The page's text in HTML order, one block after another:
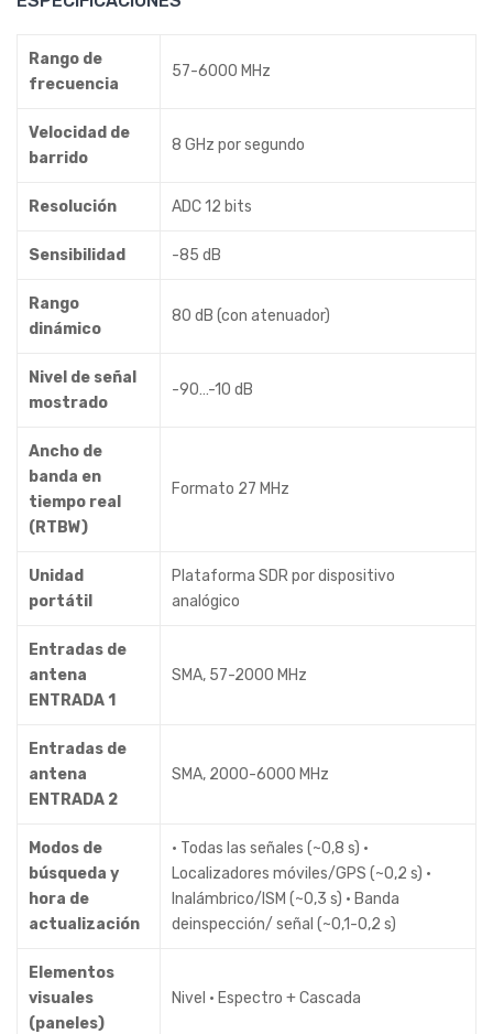
Rango de
frecuencia
57-6000 MHz
Velocidad de
barrido
8 GHz por segundo
Resolución ADC 12 bits
Sensibilidad -85 dB
Rango
dinámico
80 dB (con atenuador)
Nivel de señal
mostrado
-90…-10 dB
Ancho de
banda en
tiempo real
(RTBW)
Formato 27 MHz
Unidad
portátil
Plataforma SDR por dispositivo
analógico
Entradas de
antena
ENTRADA 1
SMA, 57-2000 MHz
Entradas de
antena
ENTRADA 2
SMA, 2000-6000 MHz
Modos de
búsqueda y
hora de
actualización
• Todas las señales (~0,8 s) •
Localizadores móviles/GPS (~0,2 s) •
Inalámbrico/ISM (~0,3 s) • Banda
deinspección/ señal (~0,1-0,2 s)
Elementos
visuales
(paneles)
Nivel • Espectro + Cascada